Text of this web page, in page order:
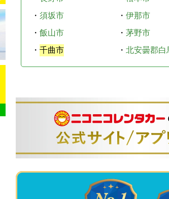
・ 須坂市 ・ 伊那市
・ 飯山市 ・ 茅野市
・ 千曲市 ・ 北安曇郡白